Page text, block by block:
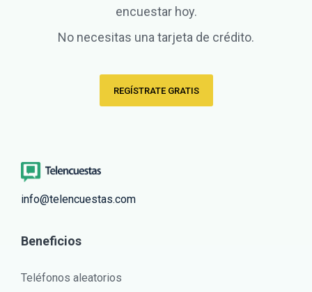
encuestar hoy.
No necesitas una tarjeta de crédito.
REGÍSTRATE GRATIS
info@telencuestas.com
Beneficios
Teléfonos aleatorios